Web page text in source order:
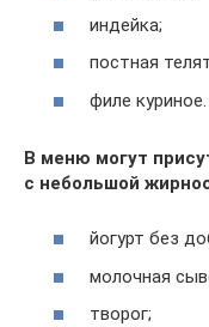
индейка;
постная
филе куриное.
В меню могут
с небольшой
йогурт без
молочная
творог;